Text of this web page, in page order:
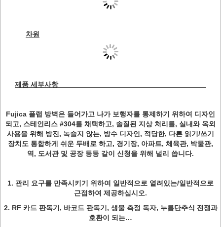
차원
제품 세부사항
Fujica 플랩 방벽은 들어가고 나가 보행자를 통제하기 위하여 디자인
되고, 스테인리스 #304를 채택하고, 솔질된 지상 처리를, 실내와 옥외
사용을 위해 방진, 녹슬지 않는, 방수 디자인, 적당한, 다른 읽기/쓰기
장치도 통합하게 쉬운 두배로 하고, 경기장, 아파트, 체육관, 박물관,
역, 도서관 및 공장 등등 같이 신청을 위해 널리 씁니다.
1. 관리 요구를 만족시키기 위하여 일반적으로 열려있는/일반적으로
근접하여 제공하십시오.
2. RF 카드 판독기, 바코드 판독기, 생물 측정 독자, 누름단추식 전쟁과
호환이 되는…